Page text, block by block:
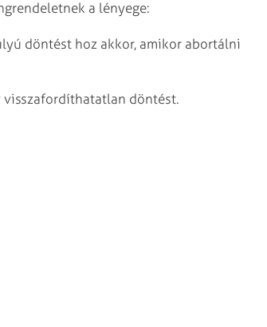
a lényege:
döntést hoz akkor, amikor abortálni
visszafordíthatatlan döntést.